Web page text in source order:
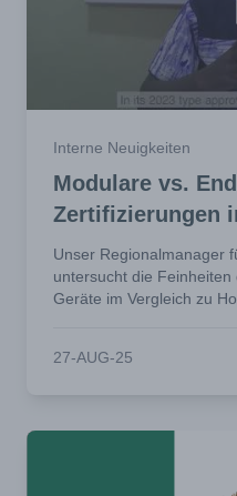
Interne Neuigkeiten
Modulare vs.
Zertifizierungen
Unser Regionalmanager
untersucht die
Geräte im Vergleich zu
27-AUG-25